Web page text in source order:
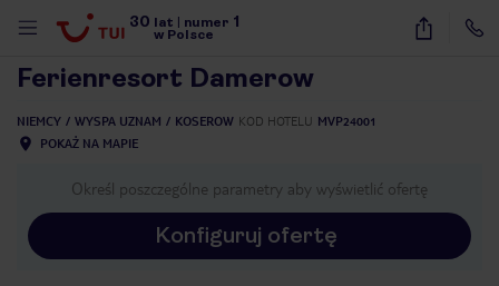
30 lat numer 1
w Polsce
9
Ferienresort Damerow
NIEMCY WYSPA UZNAM KOSEROW KOD HOTELU MVP24001
POKAŻ NA MAPIE
Określ poszczególne parametry aby wyświetlić ofertę
Konfiguruj ofertę